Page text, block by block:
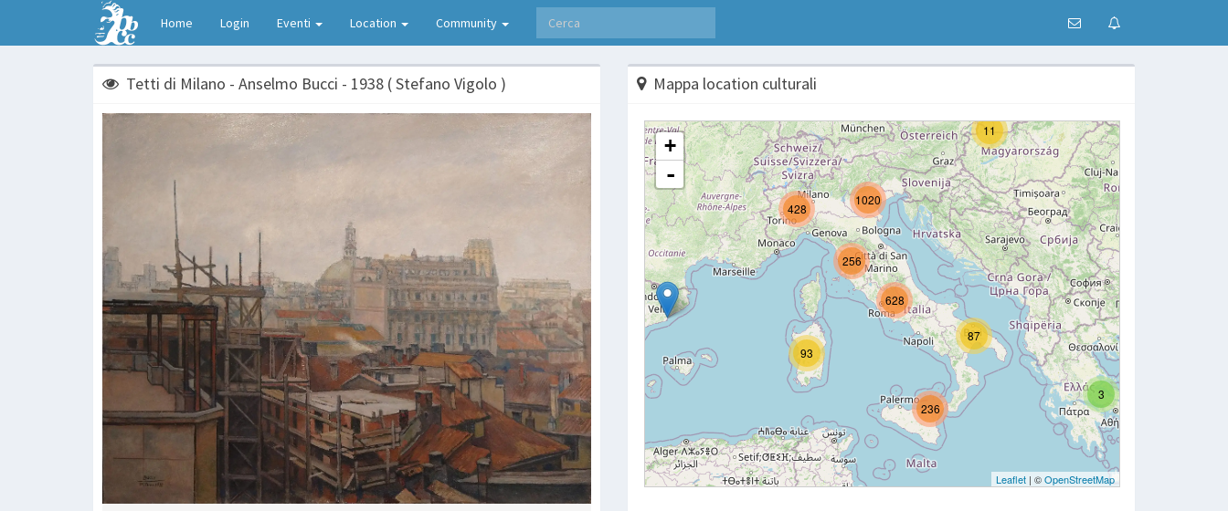
Home Login Eventi Location Community
Tetti di Milano - Anselmo Bucci - 1938 ( Stefano Vigolo ) Mappa location culturali